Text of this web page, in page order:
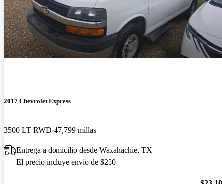
2017 Chevrolet Express
3500 LT RWD 47,799 millas
Entrega a domicilio desde Waxahachie, TX
El precio incluye envío de $230